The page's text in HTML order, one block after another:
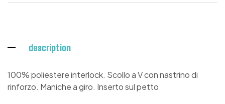
description
100% poliestere interlock. Scollo a V con nastrino di
rinforzo. Maniche a giro. Inserto sul petto